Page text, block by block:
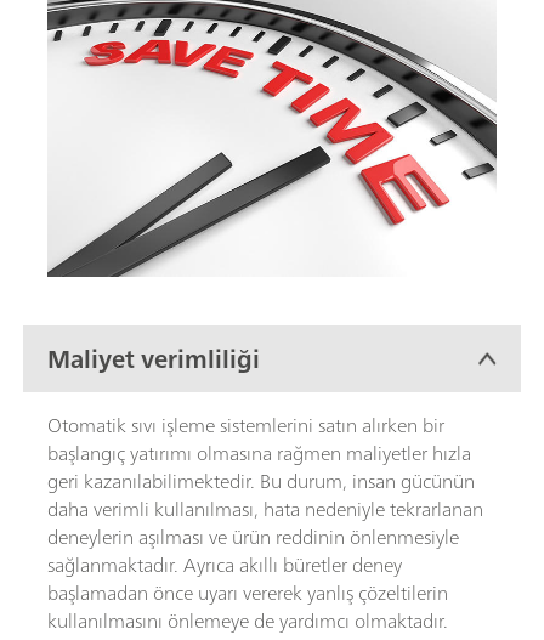
Maliyet verimliliği
Otomatik sıvı işleme sistemlerini satın alırken bir
başlangıç ​​yatırımı olmasına rağmen maliyetler hızla
geri kazanılabilimektedir. Bu durum, insan gücünün
daha verimli kullanılması, hata nedeniyle tekrarlanan
deneylerin aşılması ve ürün reddinin önlenmesiyle
sağlanmaktadır. Ayrıca akıllı büretler deney
başlamadan önce uyarı vererek yanlış çözeltilerin
kullanılmasını önlemeye de yardımcı olmaktadır.